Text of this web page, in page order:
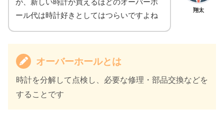
翔太
が、新しい時計が買えるほどのオーバーホ
ール代は時計好きとしてはつらいですよね
オーバーホールとは
時計を分解して点検し、必要な修理・部品交換などを
することです